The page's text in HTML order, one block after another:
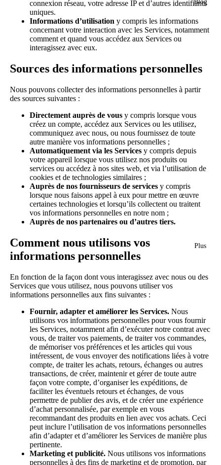
Blog
Plus
connexion réseau, votre adresse IP et d’autres identifiants
uniques.
Informations d’utilisation y compris les informations
concernant votre interaction avec les Services, notamment
comment et quand vous accédez aux Services ou
interagissez avec eux.
Sources des informations personnelles
Nous pouvons collecter des informations personnelles à partir
des sources suivantes :
Directement auprès de vous y compris lorsque vous
créez un compte, accédez aux Services ou les utilisez,
communiquez avec nous, ou nous fournissez de toute
autre manière vos informations personnelles ;
Automatiquement via les Services y compris depuis
votre appareil lorsque vous utilisez nos produits ou
services ou accédez à nos sites web, et via l’utilisation de
cookies et de technologies similaires ;
Auprès de nos fournisseurs de services y compris
lorsque nous faisons appel à eux pour mettre en œuvre
certaines technologies et lorsqu’ils collectent ou traitent
vos informations personnelles en notre nom ;
Auprès de nos partenaires ou d’autres tiers.
Comment nous utilisons vos
informations personnelles
En fonction de la façon dont vous interagissez avec nous ou des
Services que vous utilisez, nous pouvons utiliser vos
informations personnelles aux fins suivantes :
Fournir, adapter et améliorer les Services. Nous
utilisons vos informations personnelles pour vous fournir
les Services, notamment afin d’exécuter notre contrat avec
vous, de traiter vos paiements, de traiter vos commandes,
de mémoriser vos préférences et les articles qui vous
intéressent, de vous envoyer des notifications liées à votre
compte, de traiter les achats, retours, échanges ou autres
transactions, de créer, maintenir et gérer de toute autre
façon votre compte, d’organiser les expéditions, de
faciliter les éventuels retours et échanges, de vous
permettre de publier des avis, et de créer une expérience
d’achat personnalisée, par exemple en vous
recommandant des produits en lien avec vos achats. Ceci
peut inclure l’utilisation de vos informations personnelles
afin d’adapter et d’améliorer les Services de manière plus
pertinente.
Marketing et publicité. Nous utilisons vos informations
personnelles à des fins de marketing et de promotion, par